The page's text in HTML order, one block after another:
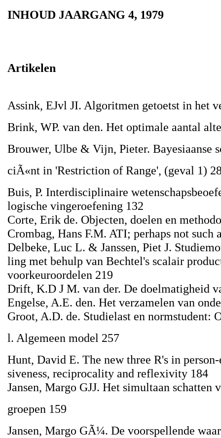
INHOUD JAARGANG 4, 1979
Artikelen
Assink, EJvl JI. Algoritmen getoetst in het
Brink, WP. van den. Het optimale aantal
Brouwer, Ulbe & Vijn, Pieter. Bayesiaanse
ciÃ«nt in 'Restriction of Range', (geval 1)
Buis, P. Interdisciplinaire
logische vingeroefening 132
Corte, Erik de. Objecten, doelen en
Crombag, Hans F.M. ATI; perhaps not such
Delbeke, Luc L. & Janssen, Piet J.
ling met behulp van Bechtel's scalair
voorkeuroordelen 219
Drift, K.D J M. van der. De doelmatigheid
Engelse, A.E. den. Het verzamelen van
Groot, A.D. de. Studielast en normstudent:
l. Algemeen model 257
Hunt, David E. The new three R's in
siveness, reciprocality and reflexivity 184
Jansen, Margo GJJ. Het simultaan
groepen 159
Jansen, Margo GÃ¼. De voorspellende